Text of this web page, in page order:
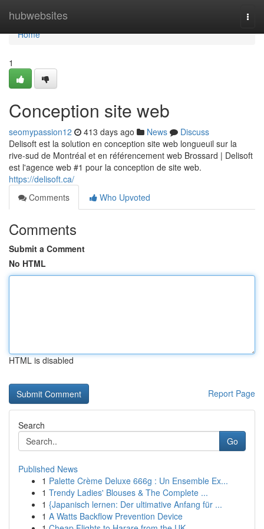
hubwebsites
Home
Home
1
Conception site web
seomypassion12 413 days ago News
Discuss
Delisoft est la solution en conception site web longueuil sur la
rive-sud de Montréal et en référencement web Brossard | Delisoft
est l'agence web #1 pour la conception de site web.
https://delisoft.ca/
Comments
Who Upvoted
Comments
Submit a Comment
No HTML
HTML is disabled
Report Page
Search
Go
Published News
1 Palette Crème Deluxe 666g : Un Ensemble Ex...
1 Trendy Ladies' Blouses & The Complete ...
1 {Japanisch lernen: Der ultimative Anfang für ...
1 A Watts Backflow Prevention Device